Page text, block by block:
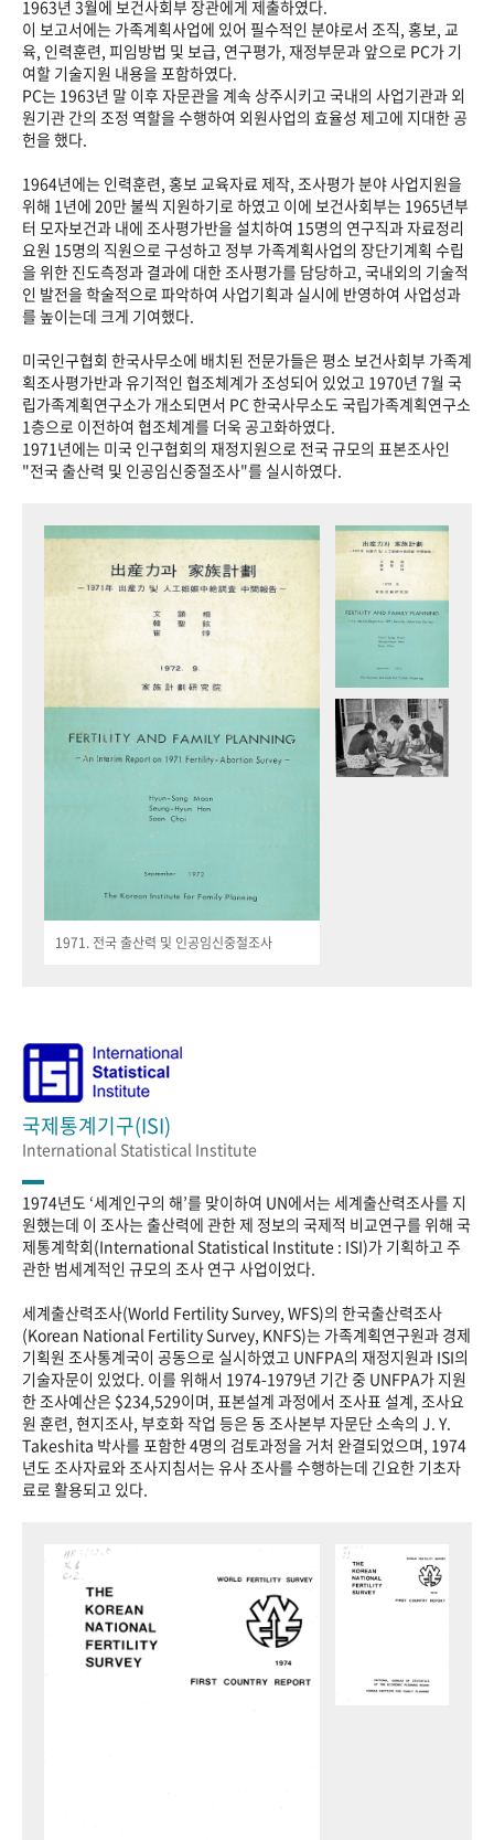
1963년 3월에 보건사회부 장관에게 제출하였다.
이 보고서에는 가족계획사업에 있어 필수적인 분야로서 조직, 홍보, 교
육, 인력훈련, 피임방법 및 보급, 연구평가, 재정부문과 앞으로 PC가 기
여할 기술지원 내용을 포함하였다.
PC는 1963년 말 이후 자문관을 계속 상주시키고 국내의 사업기관과 외
원기관 간의 조정 역할을 수행하여 외원사업의 효율성 제고에 지대한 공
헌을 했다.
1964년에는 인력훈련, 홍보 교육자료 제작, 조사평가 분야 사업지원을
위해 1년에 20만 불씩 지원하기로 하였고 이에 보건사회부는 1965년부
터 모자보건과 내에 조사평가반을 설치하여 15명의 연구직과 자료정리
요원 15명의 직원으로 구성하고 정부 가족계획사업의 장단기계획 수립
을 위한 진도측정과 결과에 대한 조사평가를 담당하고, 국내외의 기술적
인 발전을 학술적으로 파악하여 사업기획과 실시에 반영하여 사업성과
를 높이는데 크게 기여했다.
미국인구협회 한국사무소에 배치된 전문가들은 평소 보건사회부 가족계
획조사평가반과 유기적인 협조체계가 조성되어 있었고 1970년 7월 국
립가족계획연구소가 개소되면서 PC 한국사무소도 국립가족계획연구소
1층으로 이전하여 협조체계를 더욱 공고화하였다.
1971년에는 미국 인구협회의 재정지원으로 전국 규모의 표본조사인
"전국 출산력 및 인공임신중절조사"를 실시하였다.
1971. 전국 출산력 및 인공임신중절조사
국제통계기구(ISI)
International Statistical Institute
1974년도 ‘세계인구의 해’를 맞이하여 UN에서는 세계출산력조사를 지
원했는데 이 조사는 출산력에 관한 제 정보의 국제적 비교연구를 위해 국
제통계학회(International Statistical Institute : ISI)가 기획하고 주
관한 범세계적인 규모의 조사 연구 사업이었다.
세계출산력조사(World Fertility Survey, WFS)의 한국출산력조사
(Korean National Fertility Survey, KNFS)는 가족계획연구원과 경제
기획원 조사통계국이 공동으로 실시하였고 UNFPA의 재정지원과 ISI의
기술자문이 있었다. 이를 위해서 1974-1979년 기간 중 UNFPA가 지원
한 조사예산은 $234,529이며, 표본설계 과정에서 조사표 설계, 조사요
원 훈련, 현지조사, 부호화 작업 등은 동 조사본부 자문단 소속의 J. Y.
Takeshita 박사를 포함한 4명의 검토과정을 거처 완결되었으며, 1974
년도 조사자료와 조사지침서는 유사 조사를 수행하는데 긴요한 기초자
료로 활용되고 있다.